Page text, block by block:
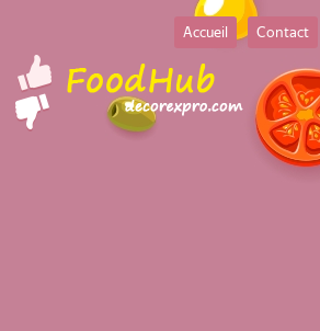
Accueil Contact